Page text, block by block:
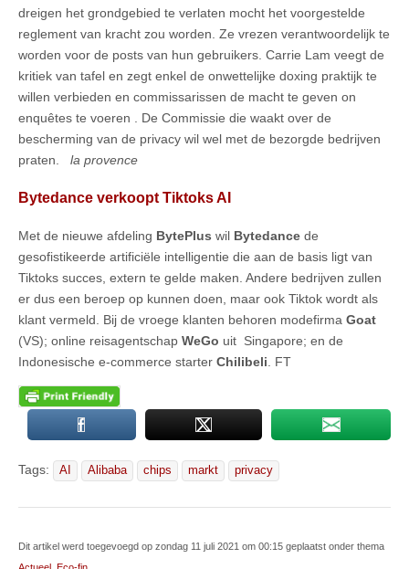
dreigen het grondgebied te verlaten mocht het voorgestelde
reglement van kracht zou worden. Ze vrezen verantwoordelijk te
worden voor de posts van hun gebruikers. Carrie Lam veegt de
kritiek van tafel en zegt enkel de onwettelijke doxing praktijk te
willen verbieden en commissarissen de macht te geven on
enquêtes te voeren . De Commissie die waakt over de
bescherming van de privacy wil wel met de bezorgde bedrijven
praten. la provence
Bytedance verkoopt Tiktoks AI
Met de nieuwe afdeling BytePlus wil Bytedance de
gesofistikeerde artificiële intelligentie die aan de basis ligt van
Tiktoks succes, extern te gelde maken. Andere bedrijven zullen
er dus een beroep op kunnen doen, maar ook Tiktok wordt als
klant vermeld. Bij de vroege klanten behoren modefirma Goat
(VS); online reisagentschap WeGo uit Singapore; en de
Indonesische e-commerce starter Chilibeli . FT
Tags: AI Alibaba chips markt privacy
Dit artikel werd toegevoegd op zondag 11 juli 2021 om 00:15 geplaatst onder thema